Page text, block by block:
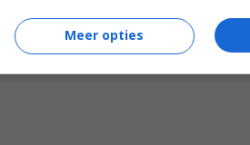
Meer opties